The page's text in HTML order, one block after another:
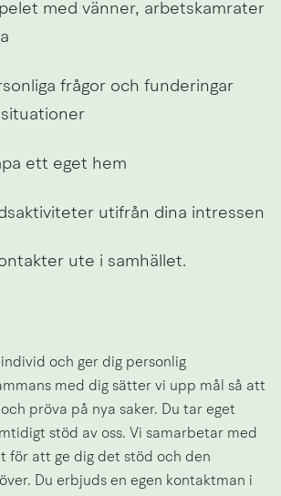
med vänner, arbetskamrater
frågor och funderingar
ett eget hem
utifrån dina intressen
ute i samhället.
och ger dig personlig
med dig sätter vi upp mål så att
pröva på nya saker. Du tar eget
stöd av oss. Vi samarbetar med
för att ge dig det stöd och den
Du erbjuds en egen kontaktman i